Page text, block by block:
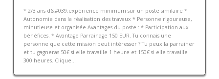
* 2/3 ans d&#039;expérience minimum sur un poste similaire *
Autonomie dans la réalisation des travaux * Personne rigoureuse,
minutieuse et organisée Avantages du poste : * Participation aux
bénéfices. * Avantage Parrainage 150 EUR. Tu connais une
personne que cette mission peut intéresser ? Tu peux la parrainer
et tu gagneras 50€ si elle travaille 1 heure et 150€ si elle travaille
300 heures. Clique...